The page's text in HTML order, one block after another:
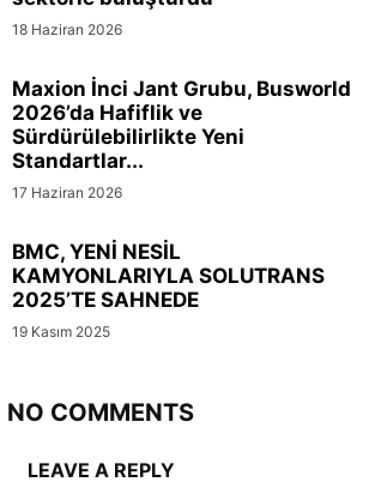
18 Haziran 2026
Maxion İnci Jant Grubu, Busworld
2026’da Hafiflik ve
Sürdürülebilirlikte Yeni
Standartlar...
17 Haziran 2026
BMC, YENİ NESİL
KAMYONLARIYLA SOLUTRANS
2025’TE SAHNEDE
19 Kasım 2025
NO COMMENTS
LEAVE A REPLY